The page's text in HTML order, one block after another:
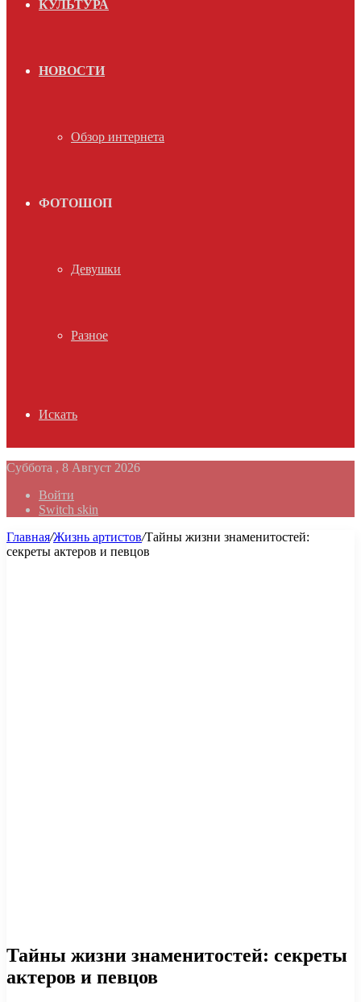
КУЛЬТУРА
НОВОСТИ
Обзор интернета
ФОТОШОП
Девушки
Разное
Искать
Суббота , 8 Август 2026
Войти
Switch skin
Главная/Жизнь артистов/Тайны жизни знаменитостей:
секреты актеров и певцов
Тайны жизни знаменитостей: секреты
актеров и певцов